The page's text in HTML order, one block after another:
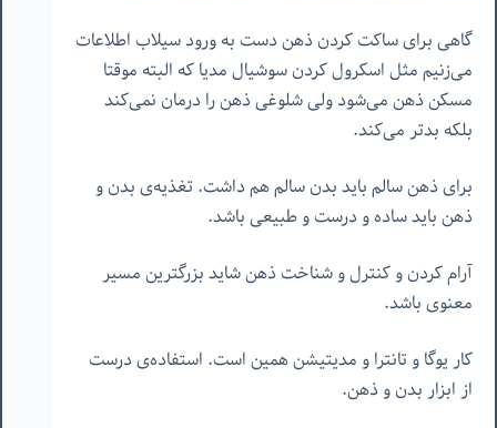
گاهی برای ساکت کردن ذهن دست به ورود سیلاب اطلاعات
می‌زنیم مثل اسکرول کردن سوشیال مدیا که البته موقتا
مسکن ذهن می‌شود ولی شلوغی ذهن را درمان نمی‌کند
بلکه بدتر می‌کند.
برای ذهن سالم باید بدن سالم هم داشت. تغذیه‌ی بدن و
ذهن باید ساده و درست و طبیعی باشد.
آرام کردن و کنترل و شناخت ذهن شاید بزرگترین مسیر
معنوی باشد.
کار یوگا و تانترا و مدیتیشن همین است. استفاده‌ی درست
از ابزار بدن و ذهن.